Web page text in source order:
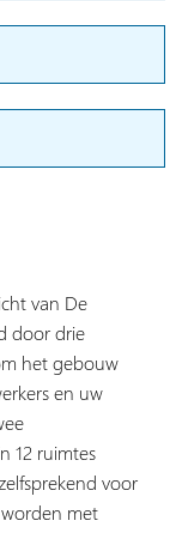
van De
door drie
het gebouw
en uw
12 ruimtes
voor
met